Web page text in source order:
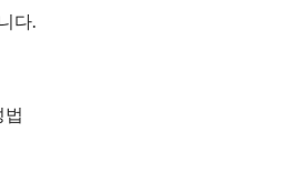
다.
법